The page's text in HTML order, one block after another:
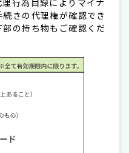
行為目録によりマイナ
きの代理権が確認でき
の持ち物もご確認くだ